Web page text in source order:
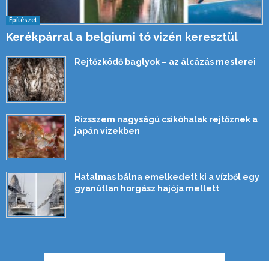
Építészet
Kerékpárral a belgiumi tó vizén keresztül
Rejtőzködő baglyok – az álcázás mesterei
Rizsszem nagyságú csikóhalak rejtőznek a
japán vizekben
Hatalmas bálna emelkedett ki a vízből egy
gyanútlan horgász hajója mellett